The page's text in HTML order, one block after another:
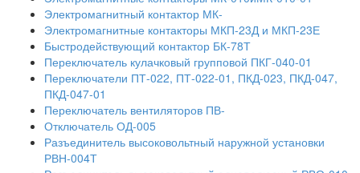
Электромагнитный контактор МК-
Электромагнитные контакторы МКП-23Д и МКП-23Е
Быстродействующий контактор БК-78Т
Переключатель кулачковый групповой ПКГ-040-01
Переключатели ПТ-022, ПТ-022-01, ПКД-023, ПКД-047,
ПКД-047-01
Переключатель вентиляторов ПВ-
Отключатель ОД-005
Разъединитель высоковольтный наружной установки
РВН-004Т